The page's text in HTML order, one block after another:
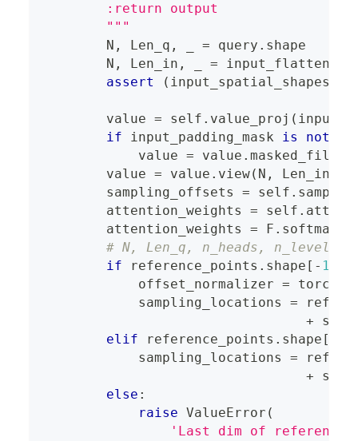
:return output
        """
        N
, Len_q , _ = query . shape
        N
, Len_in , _ = input_flatten
assert
( input_spatial_shapes
        value
= self . value_proj (
if input_padding_mask is not
            value
= value .masked_fill
        value
= value . view( N , Len_in
        sampling_offsets
= self .
        attention_weights
= self .
        attention_weights
= F . softmax
# N, Len_q, n_heads, n_levels,
if reference_points . shape [ - 1
            offset_normalizer
= torch
            sampling_locations
=
+
elif reference_points . shape [
            sampling_locations
=
+
else :
raise ValueError (
'Last dim of